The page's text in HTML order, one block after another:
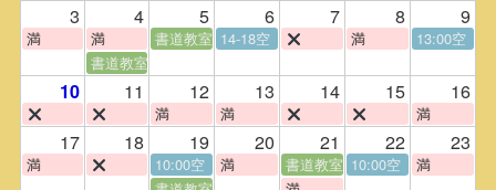
3 4 5 6 7 8 9
満 満 書道教室 14-18空 満
13:00空
書道教室
10 11 12 13 14 15 16
満 満 満
17 18 19 20 21 22 23
満 10:00空 満 書道教室 10:00空
満